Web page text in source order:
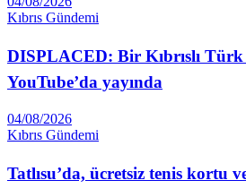
Kıbrıs Gündemi
DISPLACED: Bir Kıbrıslı Türk
YouTube’da yayında
04/08/2026
Kıbrıs Gündemi
Tatlısu’da, ücretsiz tenis kortu